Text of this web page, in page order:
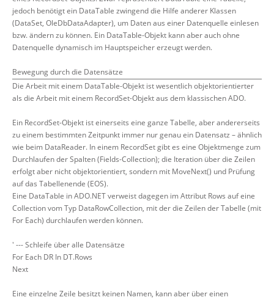
jedoch benötigt ein DataTable zwingend die Hilfe anderer Klassen
(DataSet, OleDbDataAdapter), um Daten aus einer Datenquelle einlesen
bzw. ändern zu können. Ein DataTable-Objekt kann aber auch ohne
Datenquelle dynamisch im Hauptspeicher erzeugt werden.
Bewegung durch die Datensätze
Die Arbeit mit einem DataTable-Objekt ist wesentlich objektorientierter
als die Arbeit mit einem RecordSet-Objekt aus dem klassischen ADO.
Ein RecordSet-Objekt ist einerseits eine ganze Tabelle, aber andererseits
zu einem bestimmten Zeitpunkt immer nur genau ein Datensatz – ähnlich
wie beim DataReader. In einem RecordSet gibt es eine Objektmenge zum
Durchlaufen der Spalten (Fields-Collection); die Iteration über die Zeilen
erfolgt aber nicht objektorientiert, sondern mit MoveNext() und Prüfung
auf das Tabellenende (EOS).
Eine DataTable in ADO.NET verweist dagegen im Attribut Rows auf eine
Collection vom Typ DataRowCollection, mit der die Zeilen der Tabelle (mit
For Each) durchlaufen werden können.
' --- Schleife über alle Datensätze
For Each DR In DT.Rows
Next
Eine einzelne Zeile besitzt keinen Namen, kann aber über einen